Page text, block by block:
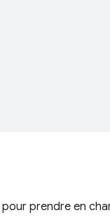
prendre en